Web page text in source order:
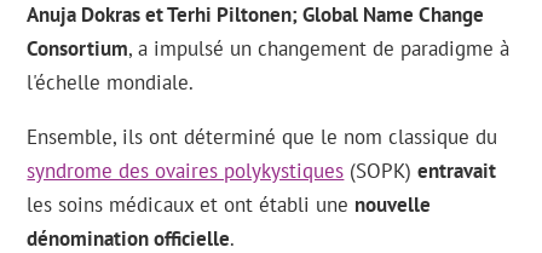
Anuja Dokras et Terhi Piltonen; Global Name Change
Consortium, a impulsé un changement de paradigme à
l'échelle mondiale.
Ensemble, ils ont déterminé que le nom classique du
syndrome des ovaires polykystiques (SOPK)entravait
les soins médicaux et ont établi une nouvelle
dénomination officielle.